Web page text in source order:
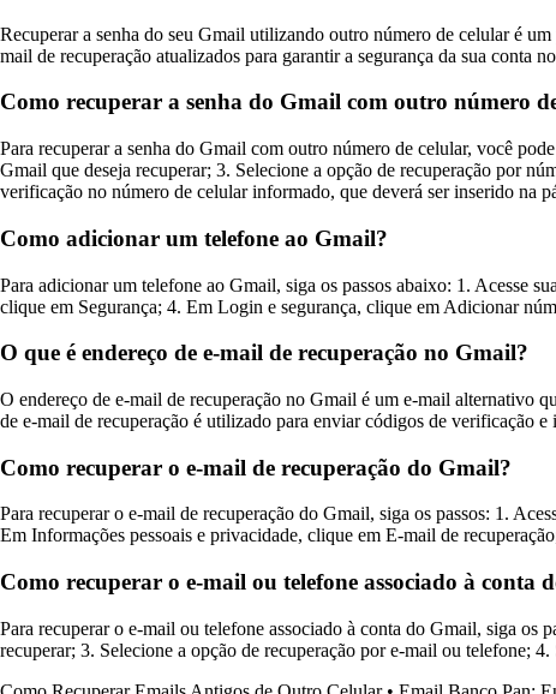
Recuperar a senha do seu Gmail utilizando outro número de celular é
mail de recuperação atualizados para garantir a segurança da sua conta
Como recuperar a senha do Gmail com outro número
Para recuperar a senha do Gmail com outro número de celular, você
Gmail que deseja recuperar; 3. Selecione a opção de recuperação por
verificação no número de celular informado, que deverá ser inserido na
Como adicionar um telefone ao Gmail?
Para adicionar um telefone ao Gmail, siga os passos abaixo: 1. Acesse
clique em Segurança; 4. Em Login e segurança, clique em Adicionar
O que é endereço de e-mail de recuperação no Gmail?
O endereço de e-mail de recuperação no Gmail é um e-mail alternativo
de e-mail de recuperação é utilizado para enviar códigos de verificação e
Como recuperar o e-mail de recuperação do Gmail?
Para recuperar o e-mail de recuperação do Gmail, siga os passos: 1.
Em Informações pessoais e privacidade, clique em E-mail de
Como recuperar o e-mail ou telefone associado à conta
Para recuperar o e-mail ou telefone associado à conta do Gmail, siga os
recuperar; 3. Selecione a opção de recuperação por e-mail ou telefone;